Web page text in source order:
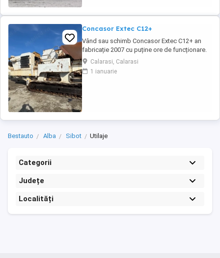
în exploatare. Gama ...
Concasor Extec C12+
Vând sau schimb Concasor Extec C12+ an
fabricație 2007 cu puține ore de funcționare.
Calarasi, Calarasi
1 ianuarie
Bestauto Alba Sibot Utilaje
Categorii
Județe
Localități